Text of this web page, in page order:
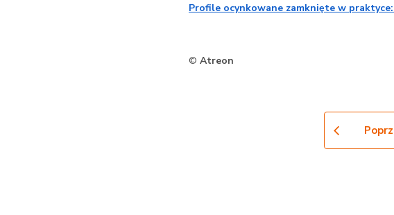
Profile ocynkowane zamknięte w
© Atreon